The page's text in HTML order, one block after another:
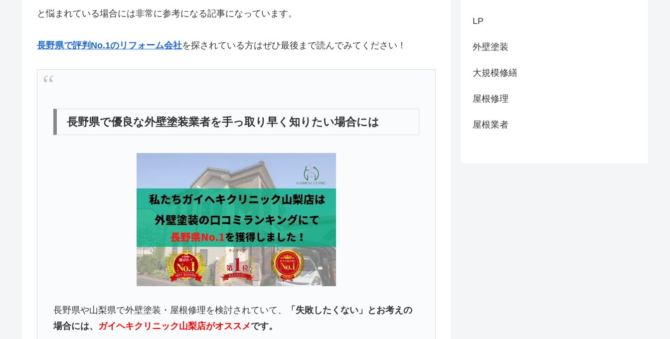
と悩まれている場合には非常に参考になる記事になっています。
長野県で評判No.1のリフォーム会社を探されている方はぜひ最後まで読んでみてください！
長野県で優良な外壁塗装業者を手っ取り早く知りたい場合には
長野県や山梨県で外壁塗装・屋根修理を検討されていて、
「失敗したくない」とお考えの
場合には、 ガイヘキクリニック山梨店がオススメです。
LP
外壁塗装
大規模修繕
屋根修理
屋根業者